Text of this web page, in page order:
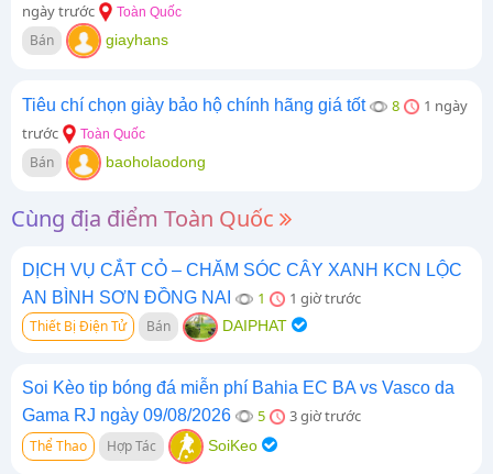
ngày trước
Toàn Quốc
Bán giayhans
Tiêu chí chọn giày bảo hộ chính hãng giá tốt 8
1 ngày
trước
Toàn Quốc
Bán baoholaodong
Cùng địa điểm Toàn Quốc
DỊCH VỤ CẮT CỎ – CHĂM SÓC CÂY XANH KCN LỘC
AN BÌNH SƠN ĐỒNG NAI
1 1 giờ trước
Thiết Bị Điện Tử Bán DAIPHAT
Soi Kèo tip bóng đá miễn phí Bahia EC BA vs Vasco da
Gama RJ ngày 09/08/2026
5 3 giờ trước
Thể Thao Hợp Tác SoiKeo